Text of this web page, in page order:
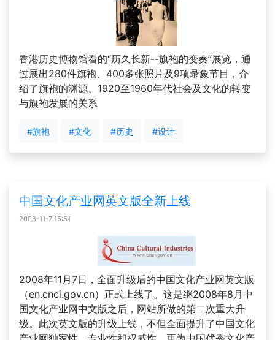
香港历史博物馆看的“历久长新--旗袍的变奏”展览，通
过展出280件旗袍、400多张照片及9项录象节目，介
绍了旗袍的渊源、1920至1960年代社会及文化的转变
与旗袍发展的关系
#旗袍 #文化 #历史 #设计
中国文化产业网英文版全新上线
2008-11-7 15:51
2008年11月7日，全面升级后的中国文化产业网英文版
（en.cnci.gov.cn）正式上线了。这是继2008年8月中
国文化产业网中文版之后，网站所做的第二次重大升
级。此次英文版的升级上线，不但全面提升了中国文化